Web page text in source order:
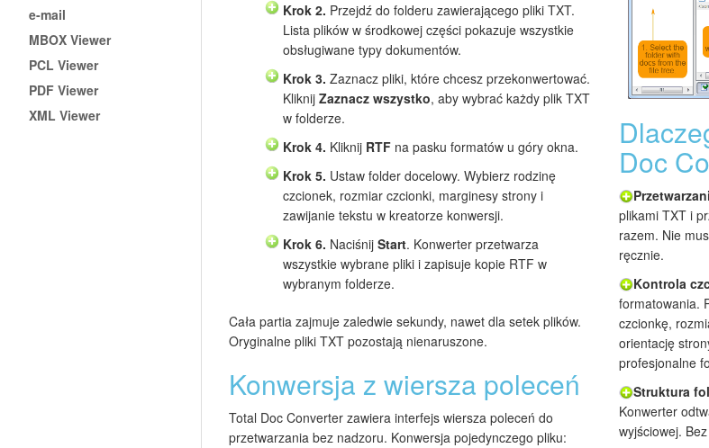
e-mail
MBOX Viewer
PCL Viewer
PDF Viewer
XML Viewer
Krok 2. Przejdź do folderu zawierającego pliki TXT.
Lista plików w środkowej części pokazuje wszystkie
obsługiwane typy dokumentów.
Krok 3. Zaznacz pliki, które chcesz przekonwertować.
Kliknij Zaznacz wszystko, aby wybrać każdy plik TXT
w folderze.
Krok 4. Kliknij RTF na pasku formatów u góry okna.
Krok 5. Ustaw folder docelowy. Wybierz rodzinę
czcionek, rozmiar czcionki, marginesy strony i
zawijanie tekstu w kreatorze konwersji.
Krok 6. Naciśnij Start. Konwerter przetwarza
wszystkie wybrane pliki i zapisuje kopie RTF w
wybranym folderze.
Cała partia zajmuje zaledwie sekundy, nawet dla setek plików.
Oryginalne pliki TXT pozostają nienaruszone.
Konwersja z wiersza poleceń
Total Doc Converter zawiera interfejs wiersza poleceń do
przetwarzania bez nadzoru. Konwersja pojedynczego pliku:
Doc
plikami TXT i
razem. Nie
ręcznie.
Kontrola
formatowania.
czcionkę,
orientację
profesjonalne
Struktura
Konwerter
wyjściowej.